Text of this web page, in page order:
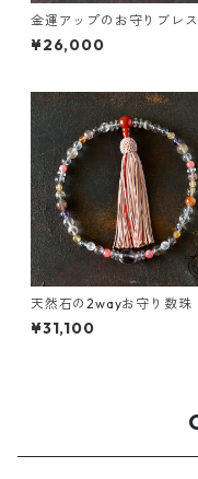
金運アップのお守りブレ
ット「祝り」 リビアングラ
ゴールドルチルクォーツ
¥26,000
天然石の2wayお守り数珠
たえ-紡-」スーパーセブン
ンカローズ クンツァイト
¥31,100